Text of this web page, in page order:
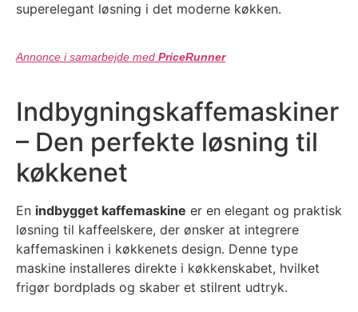
superelegant løsning i det moderne køkken.
Annonce i samarbejde med PriceRunner
Indbygningskaffemaskiner
– Den perfekte løsning til
køkkenet
En indbygget kaffemaskine er en elegant og praktisk
løsning til kaffeelskere, der ønsker at integrere
kaffemaskinen i køkkenets design. Denne type
maskine installeres direkte i køkkenskabet, hvilket
frigør bordplads og skaber et stilrent udtryk.